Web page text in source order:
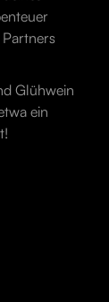
Glühwein
ein